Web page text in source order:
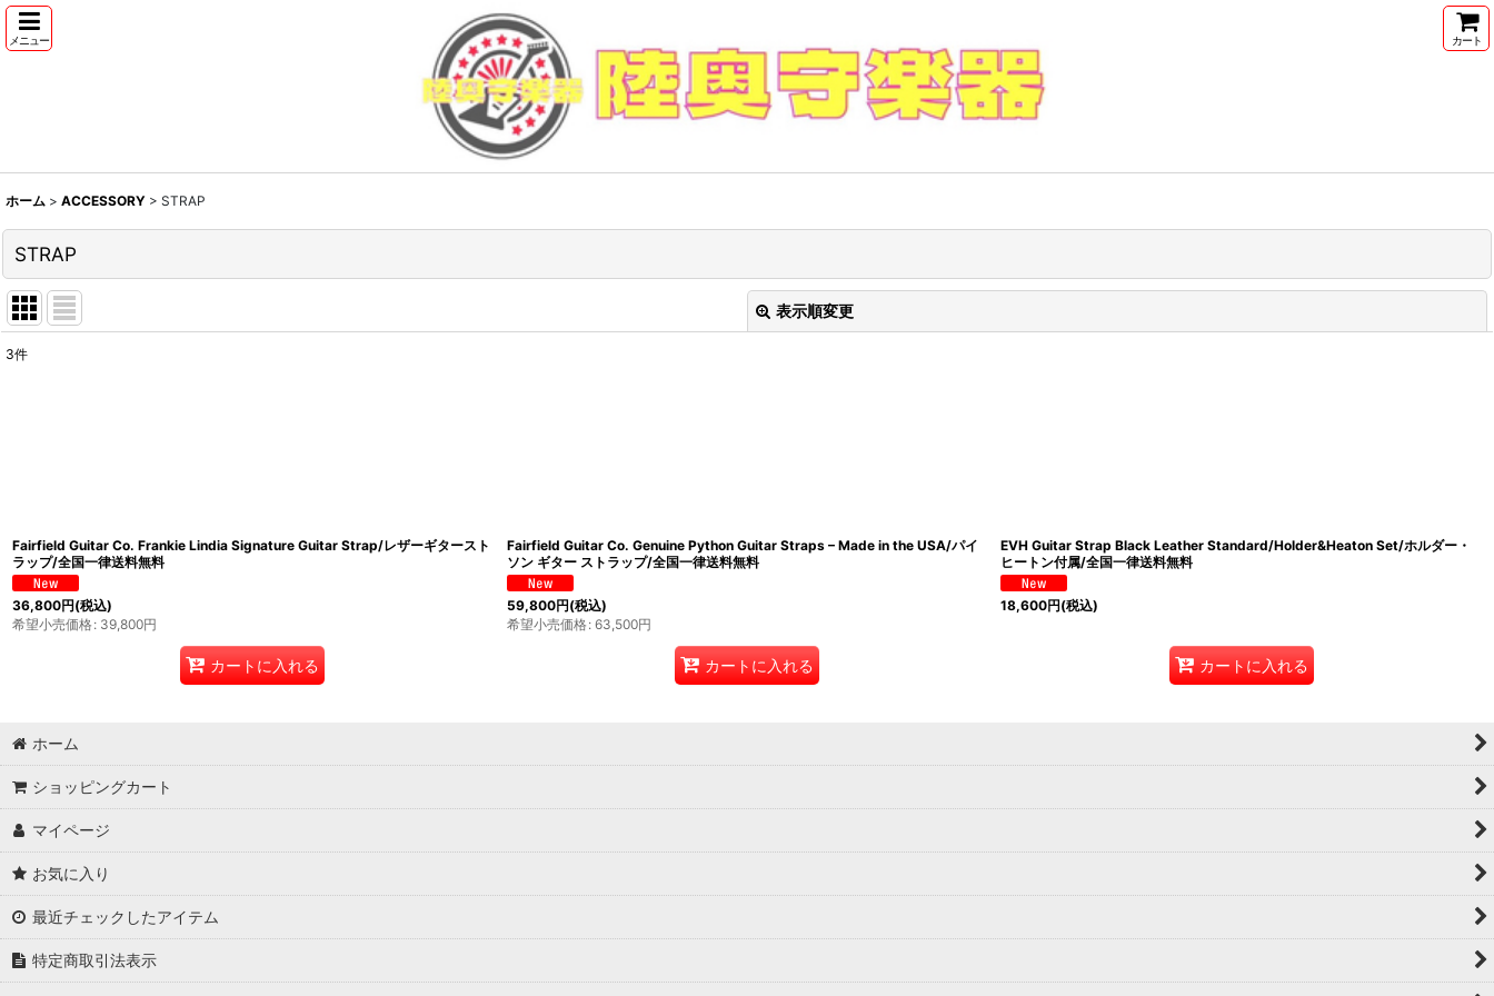
メニュー カート
ホーム > ACCESSORY > STRAP
STRAP
表示順変更
3件
Fairfield Guitar Co. Frankie Lindia Signature Guitar Strap/レザーギタースト
ラップ/全国一律送料無料
36,800円(税込)
希望小売価格: 39,800円
カートに入れる
Fairfield Guitar Co. Genuine Python Guitar Straps – Made in the USA/パイ
ソン ギター ストラップ/全国一律送料無料
59,800円(税込)
希望小売価格: 63,500円
カートに入れる
EVH Guitar Strap Black Leather Standard/Holder&Heaton Set/ホルダー・
ヒートン付属/全国一律送料無料
18,600円(税込)
カートに入れる
ホーム
ショッピングカート
マイページ
お気に入り
最近チェックしたアイテム
特定商取引法表示